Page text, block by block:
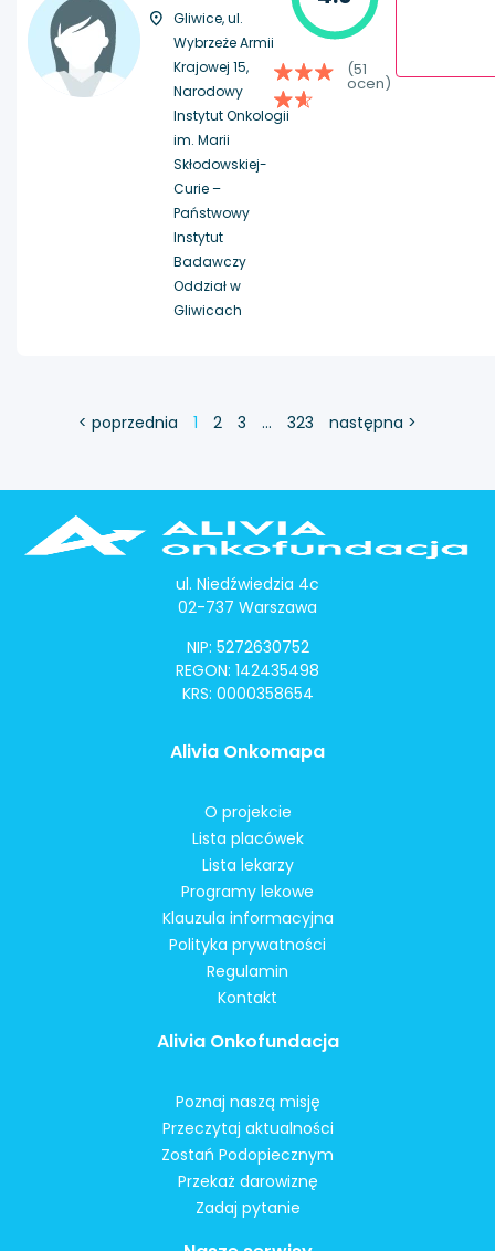
Gliwice, ul.
Wybrzeże Armii
Krajowej 15,
Narodowy
Instytut Onkologii
im. Marii
Skłodowskiej-
Curie –
Państwowy
Instytut
Badawczy
Oddział w
Gliwicach
(51
ocen)
< poprzednia 1 2 3 … 323 następna >
ul. Niedźwiedzia 4c
02-737 Warszawa
NIP: 5272630752
REGON: 142435498
KRS: 0000358654
Alivia Onkomapa
O projekcie
Lista placówek
Lista lekarzy
Programy lekowe
Klauzula informacyjna
Polityka prywatności
Regulamin
Kontakt
Alivia Onkofundacja
Poznaj naszą misję
Przeczytaj aktualności
Zostań Podopiecznym
Przekaż darowiznę
Zadaj pytanie